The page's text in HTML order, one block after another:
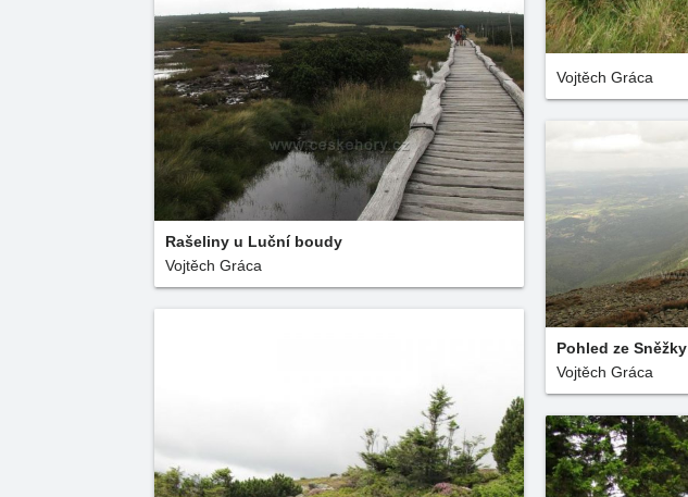
Vojtěch Gráca
Rašeliny u Luční boudy
Vojtěch Gráca
Pohled ze Sněžky
Vojtěch Gráca